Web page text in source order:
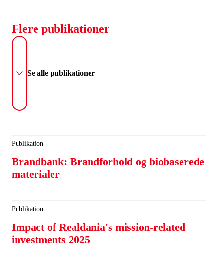
Flere publikationer
Se alle publikationer
Publikation
Brandbank: Brandforhold og biobaserede
materialer
Publikation
Impact of Realdania's mission-related
investments 2025